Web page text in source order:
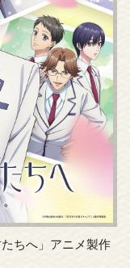
ちへ」アニメ製作